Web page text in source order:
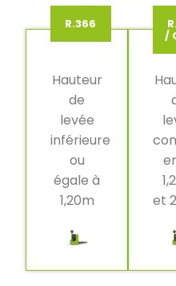
R.366
Hauteur
de
levée
inférieure
ou
égale à
1,20m
/
et